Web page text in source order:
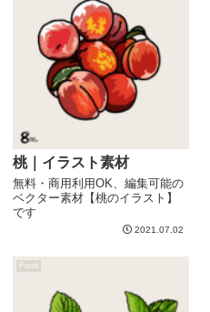
桃｜イラスト素材
無料・商用利用OK、編集可能の
ベクター素材【桃のイラスト】
です
2021.07.02
Food